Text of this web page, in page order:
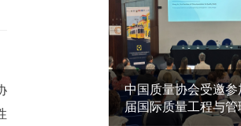
中国质量协会受邀
届国际质量工程与